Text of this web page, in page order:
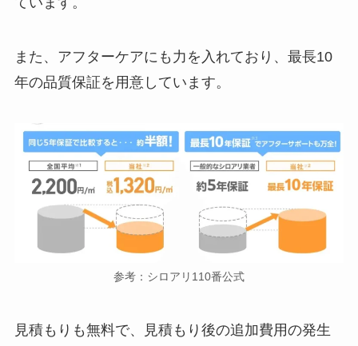
また、アフターケアにも力を入れており、最長10
年の品質保証を用意しています。
参考：シロアリ110番公式
見積もりも無料で、見積もり後の追加費用の発生